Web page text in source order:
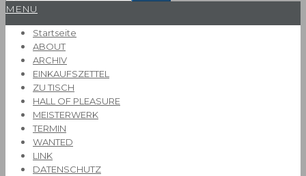
Primary
Menu
MENU
Startseite
ABOUT
ARCHIV
EINKAUFSZETTEL
ZU TISCH
HALL OF PLEASURE
MEISTERWERK
TERMIN
WANTED
LINK
DATENSCHUTZ